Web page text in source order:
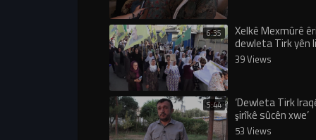
6:35 Xelkê Mexmûrê
dewleta Tirk yên
Başûrê
kirin
39 Views
5:44 ‘Dewleta Tirk
şirîkê sûcên xwe’
53 Views